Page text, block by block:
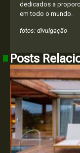
dedicados a
em todo o mundo.
fotos: divulgação
Posts